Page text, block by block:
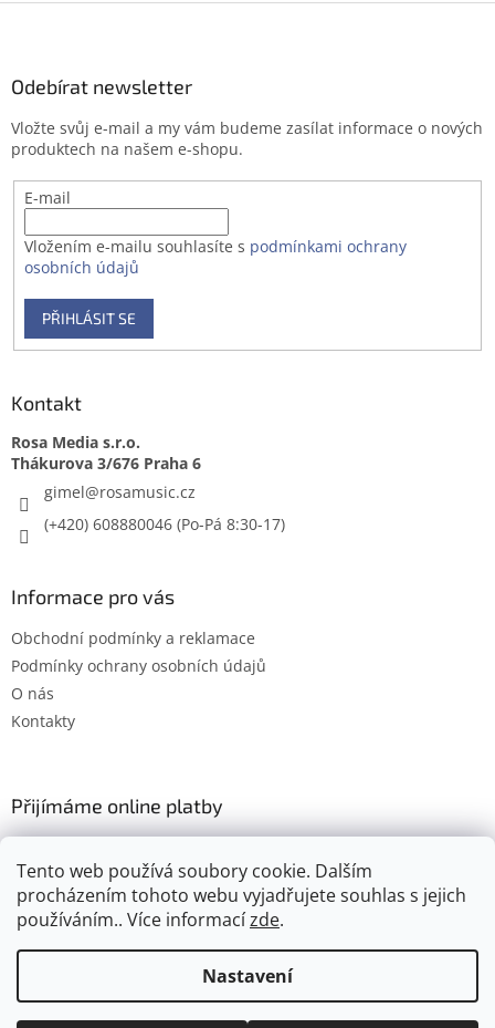
Tento web používá soubory cookie. Dalším
procházením tohoto webu vyjadřujete souhlas s jejich
používáním.. Více informacízde.
Nastavení
Odebírat newsletter
Vložte svůj e-mail a my vám budeme zasílat informace o nových
produktech na našem e-shopu.
E-mail
Vložením e-mailu souhlasíte s podmínkami ochrany
osobních údajů
PŘIHLÁSIT SE
Kontakt
Rosa Media s.r.o.
gimel@rosamusic.cz
(+420) 608880046
Informace pro vás
Obchodní podmínky a reklamace
Podmínky ochrany osobních údajů
O nás
Kontakty
Přijímáme online platby